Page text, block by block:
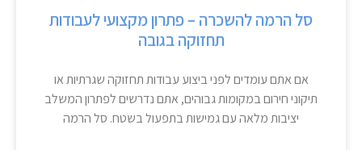
סל הרמה להשכרה – פתרון מקצועי לעבודות
תחזוקה בגובה
אם אתם עומדים לפני ביצוע עבודות תחזוקה שגרתיות או
תיקוני חירום במקומות גבוהים, אתם נדרשים לפתרון המשלב
יציבות מלאה עם גמישות בתפעול בשטח. סל הרמה